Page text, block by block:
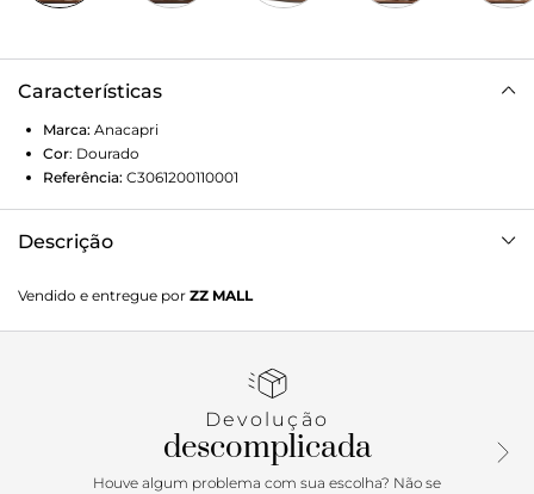
Características
Marca: Anacapri
Cor: Dourado
Referência: C3061200110001
Descrição
modelo de material similar ao couro possui solado rasteiro
com leve saltinho, com biqueira quadrada. Apresenta duas
no cabedal - que se cruzam sobre os dedos e no peito de
a rasteirinha deixa os dedos e calcanhar totalmente à
Vendido e entregue por ZZ MALL
Devolução
descomplicada
Houve algum problema com sua escolha? Não se